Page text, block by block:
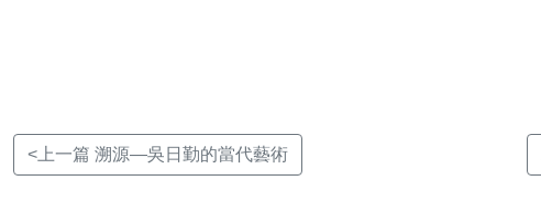
<上一篇 溯源—吳日勤的當代藝術